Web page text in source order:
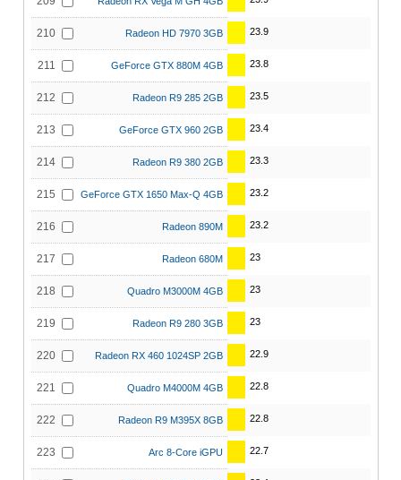
210 Radeon HD 7970 3GB 23.9
211 GeForce GTX 880M 4GB 23.8
212 Radeon R9 285 2GB 23.5
213 GeForce GTX 960 2GB 23.4
214 Radeon R9 380 2GB 23.3
215 GeForce GTX 1650 Max-Q 4GB 23.2
216 Radeon 890M 23.2
217 Radeon 680M 23
218 Quadro M3000M 4GB 23
219 Radeon R9 280 3GB 23
220 Radeon RX 460 1024SP 2GB 22.9
221 Quadro M4000M 4GB 22.8
222 Radeon R9 M395X 8GB 22.8
223 Arc 8-Core iGPU 22.7